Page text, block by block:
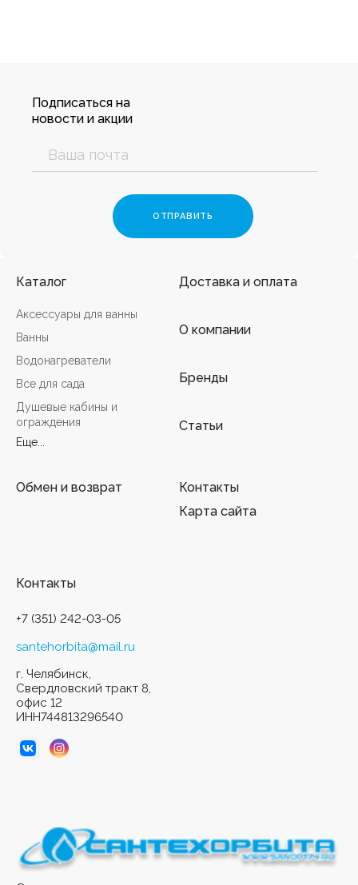
Подписаться на
новости и акции
Каталог
Аксессуары для ванны
Ванны
Водонагреватели
Все для сада
Душевые кабины и
ограждения
Еще...
Доставка и оплата
О компании
Бренды
Статьи
Обмен и возврат
Контакты
Карта сайта
Контакты
+7 (351) 242-03-05
santehorbita@mail.ru
г. Челябинск,
Свердловский тракт 8,
офис 12
ИНН744813296540